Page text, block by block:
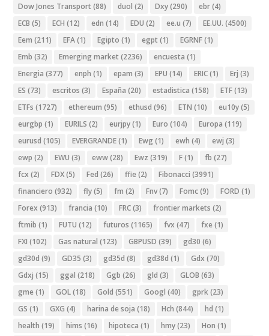
Dow Jones Transport (88) duol (2) Dxy(290) ebr(4)
ECB (5) ECH (12) edn (14) EDU (2) ee.u (7) EE.UU. (4500)
Eem (211) EFA(1) Egipto (1) egpt (1) EGRNF(1)
Emb (32) Emerging market (2236) encuesta (1)
Energia (377) enph (1) epam (3) EPU (14) ERIC(1) Erj (3)
ES (73) escritos (3) España (20) estadistica (158) ETF(13)
ETFs (1727) ethereum (95) ethusd (96) ETN (10) eu10y(5)
eurgbp (1) EURILS (2) eurjpy(1) Euro (104) Europa (119)
eurusd (105) EVERGRANDE(1) Ewg (1) ewh (4) ewj (3)
ewp (2) EWU (3) eww(28) Ewz (319) F(1) fb (27)
fcx (2) FDX(5) Fed (26) ffie (2) Fibonacci (3991)
financiero (932) fly(5) fm (2) Fnv(7) Fomc(9) FORD (1)
Forex (913) francia (10) FRC(3) frontier markets (2)
ftmib (1) FUTU (12) futuros (1165) fvx (47) fxe (1)
FXI (102) Gas natural (123) GBPUSD (39) gd30 (6)
gd30d (9) GD35 (3) gd35d (8) gd38d (1) Gdx (70)
Gdxj (15) ggal (218) Ggb (26) gld (3) GLOB (63)
gme (1) GOL(18) Gold (551) Googl (40) gprk(23)
GS (1) GXG (4) harina de soja (18) Hch (844) hd (1)
health (19) hims (16) hipoteca (1) hmy(23) Hon (1)